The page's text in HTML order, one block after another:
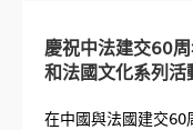
慶祝中法建交60
和法國文化系列活
在中國與法國建交60